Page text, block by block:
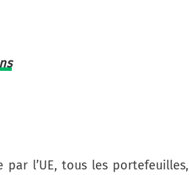
l’UE, tous les portefeuilles,